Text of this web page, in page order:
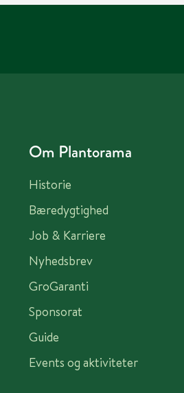
Om Plantorama
Historie
Bæredygtighed
Job & Karriere
Nyhedsbrev
GroGaranti
Sponsorat
Guide
Events og aktiviteter